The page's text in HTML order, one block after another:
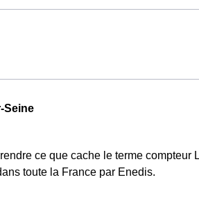
Seine
ce que cache le terme compteur
toute la France par Enedis.